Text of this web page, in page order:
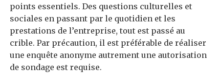
points essentiels. Des questions culturelles et
sociales en passant par le quotidien et les
prestations de l’entreprise, tout est passé au
crible. Par précaution, il est préférable de réaliser
une enquête anonyme autrement une autorisation
de sondage est requise.